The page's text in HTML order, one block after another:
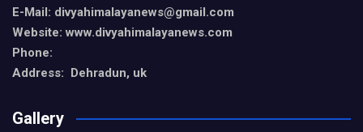
E-Mail: divyahimalayanews@gmail.com
Website: www.divyahimalayanews.com
Phone:
Address: Dehradun, uk
Gallery